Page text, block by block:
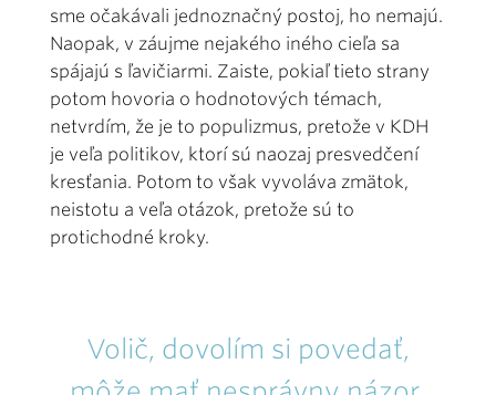
sme očakávali jednoznačný postoj, ho nemajú.
Naopak, v záujme nejakého iného cieľa sa
spájajú s ľavičiarmi. Zaiste, pokiaľ tieto strany
potom hovoria o hodnotových témach,
netvrdím, že je to populizmus, pretože v KDH
je veľa politikov, ktorí sú naozaj presvedčení
kresťania. Potom to však vyvoláva zmätok,
neistotu a veľa otázok, pretože sú to
protichodné kroky.
Volič, dovolím si povedať,